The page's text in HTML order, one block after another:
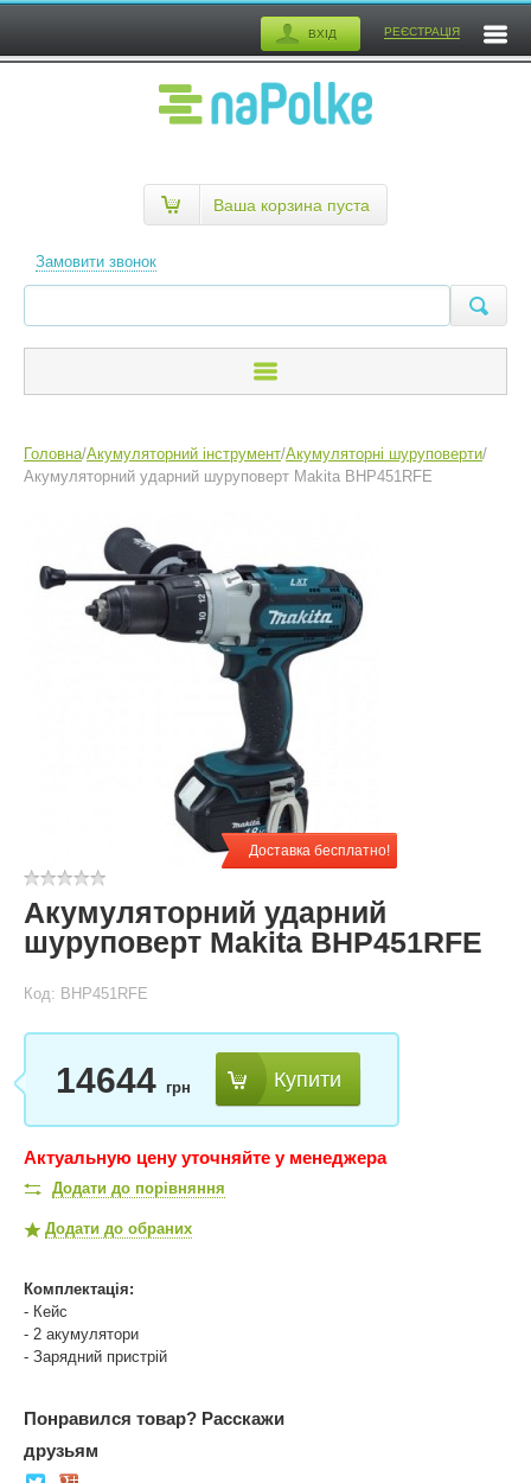
ВХІД РЕЄСТРАЦІЯ
Замовити звонок
Ваша корзина пуста
Головна/Акумуляторний інструмент/Акумуляторні шуруповерти/
Акумуляторний ударний шуруповерт Makita BHP451RFE
Доставка бесплатно!
Акумуляторний ударний
шуруповерт Makita BHP451RFE
Код: BHP451RFE
14644 грн Купити
Актуальную цену уточняйте у менеджера
Додати до порівняння
Додати до обраних
Комплектація:
- Кейс
- 2 акумулятори
- Зарядний пристрій
Понравился товар? Расскажи
друзьям